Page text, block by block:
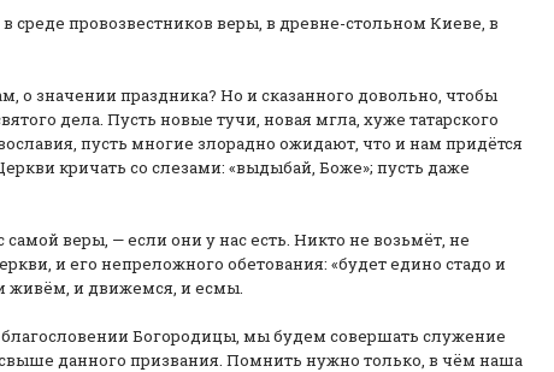
провозвестников веры, в древне-стольном Киеве, в
значении праздника? Но и сказанного довольно, чтобы
дела. Пусть новые тучи, новая мгла, хуже татарского
пусть многие злорадно ожидают, что и нам придётся
кричать со слезами: «выдыбай, Боже»; пусть даже
веры, — если они у нас есть. Никто не возьмёт, не
и его непреложного обетования: «будет едино стадо и
живём, и движемся, и есмы.
Богородицы, мы будем совершать служение
данного призвания. Помнить нужно только, в чём наша